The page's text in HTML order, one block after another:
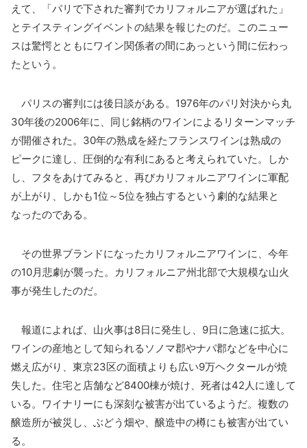
えて、「パリで下された審判でカリフォルニアが選ばれた」
とテイスティングイベントの結果を報じたのだ。このニュー
スは驚愕とともにワイン関係者の間にあっという間に伝わっ
たという。
パリスの審判には後日談がある。1976年のパリ対決から丸
30年後の2006年に、同じ銘柄のワインによるリターンマッチ
が開催された。30年の熟成を経たフランスワインは熟成の
ピークに達し、圧倒的な有利にあると考えられていた。しか
し、フタをあけてみると、再びカリフォルニアワインに軍配
が上がり、しかも1位～5位を独占するという劇的な結果と
なったのである。
その世界ブランドになったカリフォルニアワインに、今年
の10月悲劇が襲った。カリフォルニア州北部で大規模な山火
事が発生したのだ。
報道によれば、山火事は8日に発生し、9日に急速に拡大。
ワインの産地として知られるソノマ郡やナパ郡などを中心に
燃え広がり、東京23区の面積よりも広い9万ヘクタールが焼
失した。住宅と店舗など8400棟が焼け、死者は42人に達して
いる。ワイナリーにも深刻な被害が出ているようだ。複数の
醸造所が被災し、ぶどう畑や、醸造中の樽にも被害が出てい
る。